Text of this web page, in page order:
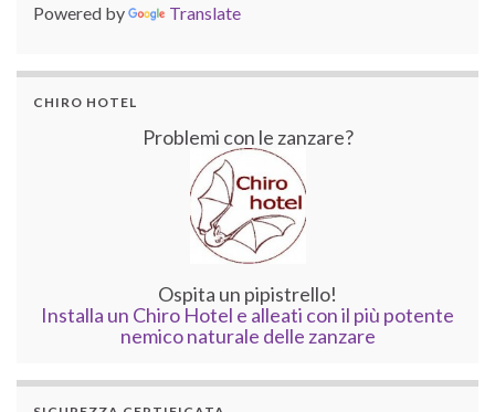
Powered by Translate
CHIRO HOTEL
Problemi con le zanzare?
Ospita un pipistrello!
Installa un Chiro Hotel e alleati con il più potente
nemico naturale delle zanzare